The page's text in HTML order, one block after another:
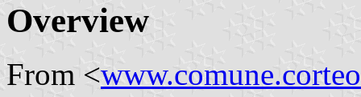
Overview
From <